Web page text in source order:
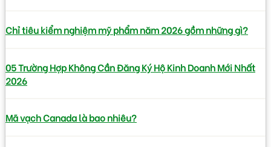
Chỉ tiêu kiểm nghiệm mỹ phẩm năm 2026 gồm những gì?
05 Trường Hợp Không Cần Đăng Ký Hộ Kinh Doanh Mới Nhất
2026
Mã vạch Canada là bao nhiêu?